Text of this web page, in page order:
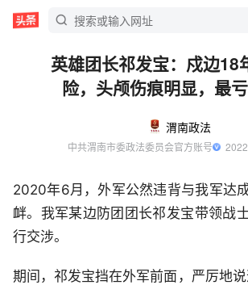
英雄团长祁发宝：戍边18
险，头颅伤痕明显，最
渭南政法
中共渭南市委政法委员会官方账号
2020年6月，外军公然违背与我军达
衅。我军某边防团团长祁发宝带领战
行交涉。
期间，祁发宝挡在外军前面，严厉地说